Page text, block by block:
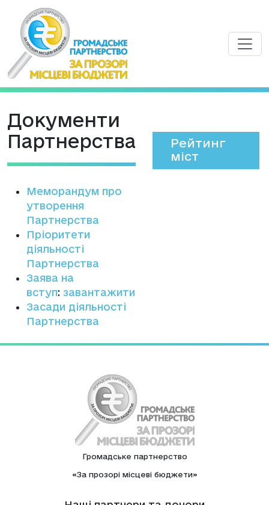
Документи
Партнерства
Меморандум про
утворення
Партнерства
Пріоритети
діяльності
Партнерства
Заява на
вступ: завантажити
Засади діяльності
Партнерства
Рейтинг
міст
Громадське партнерство
«За прозорі місцеві бюджети»